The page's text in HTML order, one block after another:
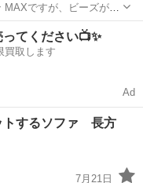
ねがいします。
Yogibo
ってください📺✨
買取します
Ad
するソファ 長方
7月21日